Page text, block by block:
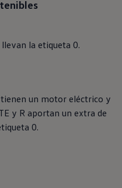
llevan la etiqueta 0.
tienen un motor eléctrico y
y R aportan un extra de
0.